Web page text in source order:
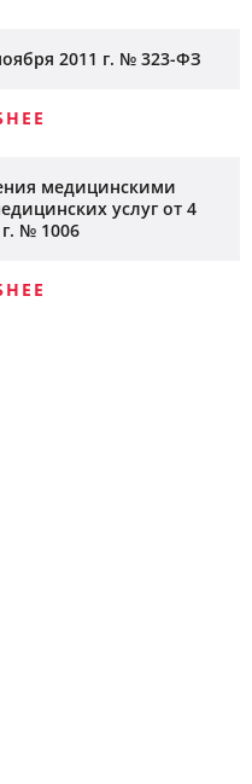
2011 г. № 323-ФЗ
медицинскими
услуг от 4
№ 1006